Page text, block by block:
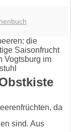
da
sind. Aus